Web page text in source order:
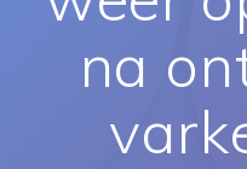
na